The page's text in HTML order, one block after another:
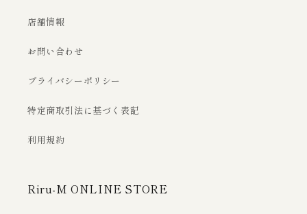
店舗情報
お問い合わせ
プライバシーポリシー
特定商取引法に基づく表記
利用規約
Riru-M ONLINE STORE